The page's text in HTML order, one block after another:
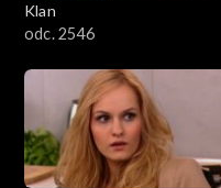
Klan
odc. 2546